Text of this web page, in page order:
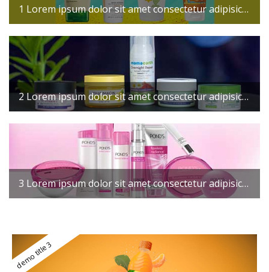
1 Lorem ipsum dolor sit amet consectetur adipisicing elit. Maxime mollitia, molestiae quas vel sint commodi repudiandae consequuntur voluptatum laborum numquam blanditiis harum quisquam
2 Lorem ipsum dolor sit amet consectetur adipisicing elit. Maxime mollitia, molestiae quas vel sint commodi repudiandae consequuntur voluptatum laborum numquam blanditiis harum quisquam
3 Lorem ipsum dolor sit amet consectetur adipisicing elit. Maxime mollitia, molestiae quas vel sint commodi repudiandae consequuntur voluptatum laborum numquam blanditiis harum quisquam
demo title 3